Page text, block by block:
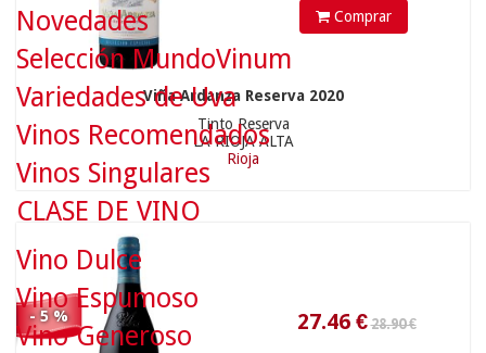
Comprar
Viña Ardanza Reserva 2020
Tinto Reserva
LA RIOJA ALTA
Rioja
- 5 %
28.90 €
Novedades
Selección MundoVinum
Variedades de Uva
Vinos Recomendados
Vinos Singulares
CLASE DE VINO
Vino Dulce
Vino Espumoso
Vino Generoso